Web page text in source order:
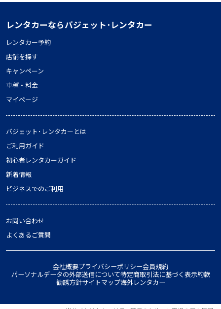
レンタカーならバジェット･レンタカー
レンタカー予約
店舗を探す
キャンペーン
車種・料金
マイページ
バジェット･レンタカーとは
ご利用ガイド
初心者レンタカーガイド
新着情報
ビジネスでのご利用
お問い合わせ
よくあるご質問
会社概要プライバシーポリシー会員規約
パーソナルデータの外部送信について特定商取引法に基づく表示約款
勧誘方針サイトマップ海外レンタカー